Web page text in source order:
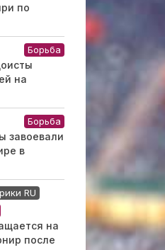
по
Борьба
на
Борьба
завоевали
в
RU
на
после